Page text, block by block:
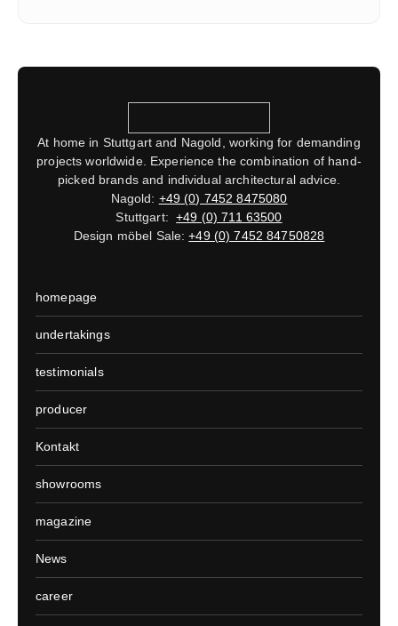
At home in Stuttgart and Nagold, working for demanding
projects worldwide. Experience the combination of hand-
picked brands and individual architectural advice.
Nagold: +49 (0) 7452 8475080
Stuttgart:+49 (0) 711 63500
Design möbel Sale:+49 (0) 7452 84750828
homepage
undertakings
testimonials
producer
Kontakt
showrooms
magazine
News
career